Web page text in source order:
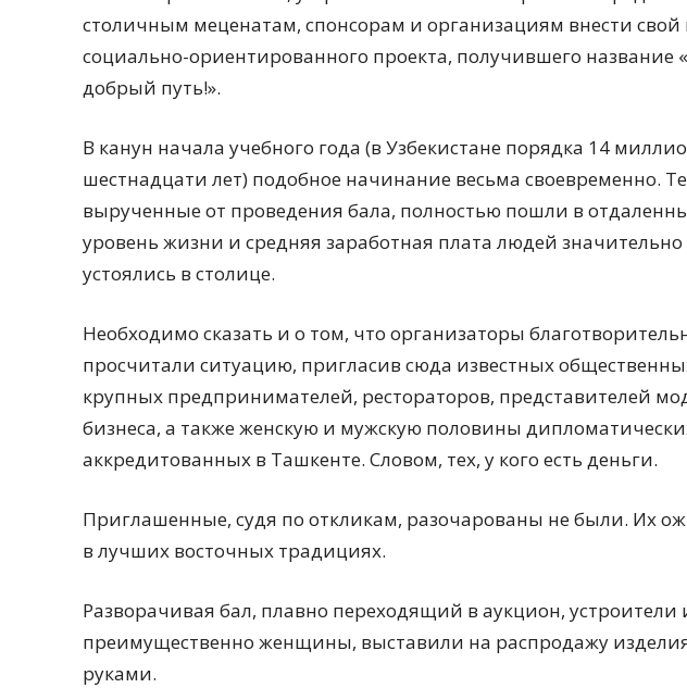
столичным меценатам, спонсорам и организациям внести свой
социально-ориентированного проекта, получившего название
добрый путь!».
В канун начала учебного года (в Узбекистане порядка 14
шестнадцати лет) подобное начинание весьма своевременно.
вырученные от проведения бала, полностью пошли в
уровень жизни и средняя заработная плата людей
устоялись в столице.
Необходимо сказать и о том, что организаторы
просчитали ситуацию, пригласив сюда известных
крупных предпринимателей, рестораторов, представителей
бизнеса, а также женскую и мужскую половины
аккредитованных в Ташкенте. Словом, тех, у кого есть деньги.
Приглашенные, судя по откликам, разочарованы не были. Их
в лучших восточных традициях.
Разворачивая бал, плавно переходящий в аукцион, устроители
преимущественно женщины, выставили на распродажу
руками.